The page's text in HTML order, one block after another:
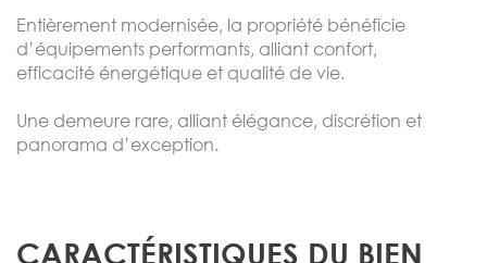
Entièrement modernisée, la propriété bénéficie
d’équipements performants, alliant confort,
efficacité énergétique et qualité de vie.
Une demeure rare, alliant élégance, discrétion et
panorama d’exception.
CARACTÉRISTIQUES DU BIEN